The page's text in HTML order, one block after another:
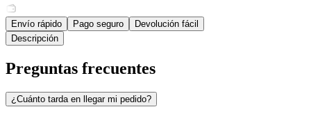
Envío rápido Pago seguro
Devolución fácil
Descripción
Preguntas frecuentes
¿Cuánto tarda en llegar mi pedido?